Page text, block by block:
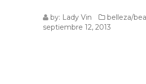
MACRO-
by: Lady Vin belleza/
septiembre 12, 2013